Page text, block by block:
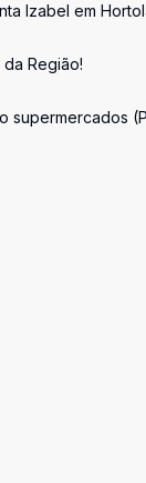
Izabel em
Região!
supermercados